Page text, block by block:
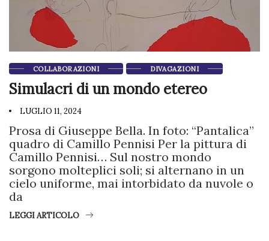
COLLABORAZIONI DIVAGAZIONI
Simulacri di un mondo etereo
LUGLIO 11, 2024
Prosa di Giuseppe Bella. In foto: “Pantalica”
quadro di Camillo Pennisi Per la pittura di
Camillo Pennisi… Sul nostro mondo
sorgono molteplici soli; si alternano in un
cielo uniforme, mai intorbidato da nuvole o
da
LEGGI ARTICOLO